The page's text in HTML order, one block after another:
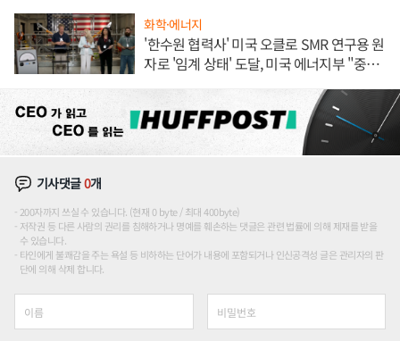
화학·에너지
'한수원 협력사' 미국 오클로 SMR 연구용 원
자로 '임계 상태' 도달, 미국 에너지부 "중요
기사댓글0개
200자까지 쓰실 수 있습니다. (현재 0 byte / 최대 400byte)
저작권 등 다른 사람의 권리를 침해하거나 명예를 훼손하는 댓글은 관련 법률에 의해 제재를 받을
수 있습니다.
타인에게 불쾌감을 주는 욕설 등 비하하는 단어가 내용에 포함되거나 인신공격성 글은 관리자의 판
단에 의해 삭제 합니다.